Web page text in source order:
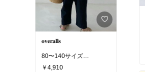
𝐨𝐯𝐞𝐫𝐚𝐥𝐥𝐬
80〜140サイズ
￥4,910